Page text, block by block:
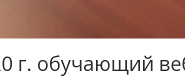
г. обучающий